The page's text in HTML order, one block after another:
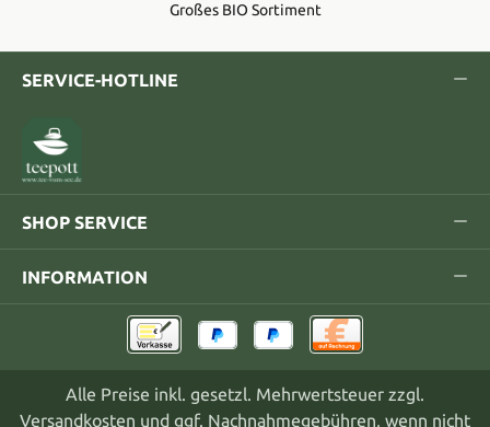
Großes BIO Sortiment
SERVICE-HOTLINE
SHOP SERVICE
INFORMATION
Alle Preise inkl. gesetzl. Mehrwertsteuer zzgl.
Versandkosten und ggf. Nachnahmegebühren, wenn nicht